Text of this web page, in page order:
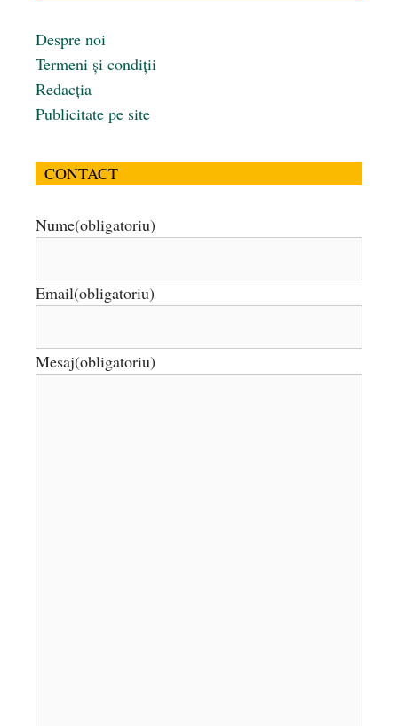
Despre noi
Termeni și condiții
Redacția
Publicitate pe site
CONTACT
Nume(obligatoriu)
Email(obligatoriu)
Mesaj(obligatoriu)